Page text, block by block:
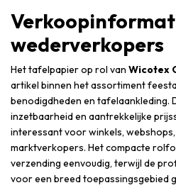
wederverkopers
Het tafelpapier op rol van Wicotex
artikel binnen het assortiment
benodigdheden en tafelaankleding.
inzetbaarheid en aantrekkelijke
interessant voor winkels,
marktverkopers. Het compacte
verzending eenvoudig, terwijl de
voor een breed toepassingsgebied